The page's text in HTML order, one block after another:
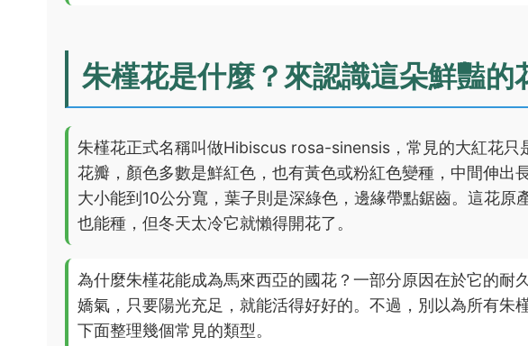
朱槿花是什麼？來認識這朵鮮豔的
朱槿花正式名稱叫做Hibiscus rosa-sinensis，常見的大紅花只
花瓣，顏色多數是鮮紅色，也有黃色或粉紅色變種，中間伸出
大小能到10公分寬，葉子則是深綠色，邊緣帶點鋸齒。這花原
也能種，但冬天太冷它就懶得開花了。
為什麼朱槿花能成為馬來西亞的國花？一部分原因在於它的耐
嬌氣，只要陽光充足，就能活得好好的。不過，別以為所有朱
下面整理幾個常見的類型。